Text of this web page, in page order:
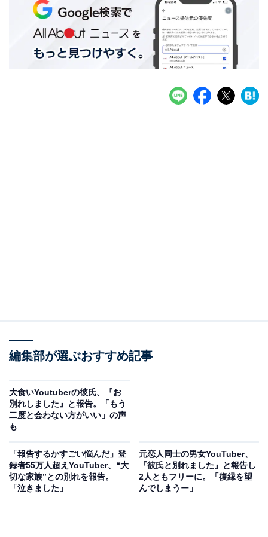
編集部が選ぶおすすめ記事
大食いYoutuberの彼氏、『お
別れしました』と報告。「もう
二度と会わない方がいい」の声
も
「報告するかすごい悩んだ」登
録者55万人超えYouTuber、“大
切な家族”との別れを報告。
「泣きました」
元恋人同士の男女YouTuber、
『彼氏と別れました』と報告し
2人ともフリーに。「復縁を望
んでしまうー」